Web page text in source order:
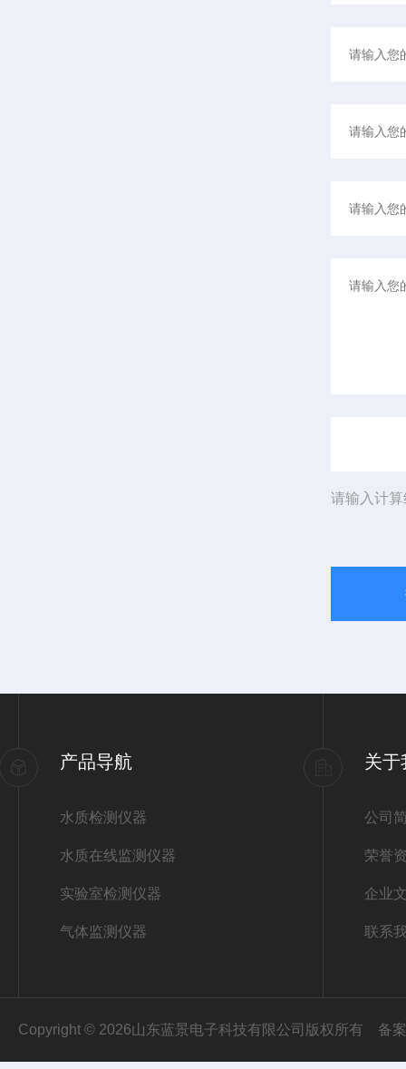
请输入计
产品导航
水质检测仪器
水质在线监测仪器
实验室检测仪器
气体监测仪器
关于
公司
荣誉
企业
联系
Copyright © 2026山东蓝景电子科技有限公司版权所有 备